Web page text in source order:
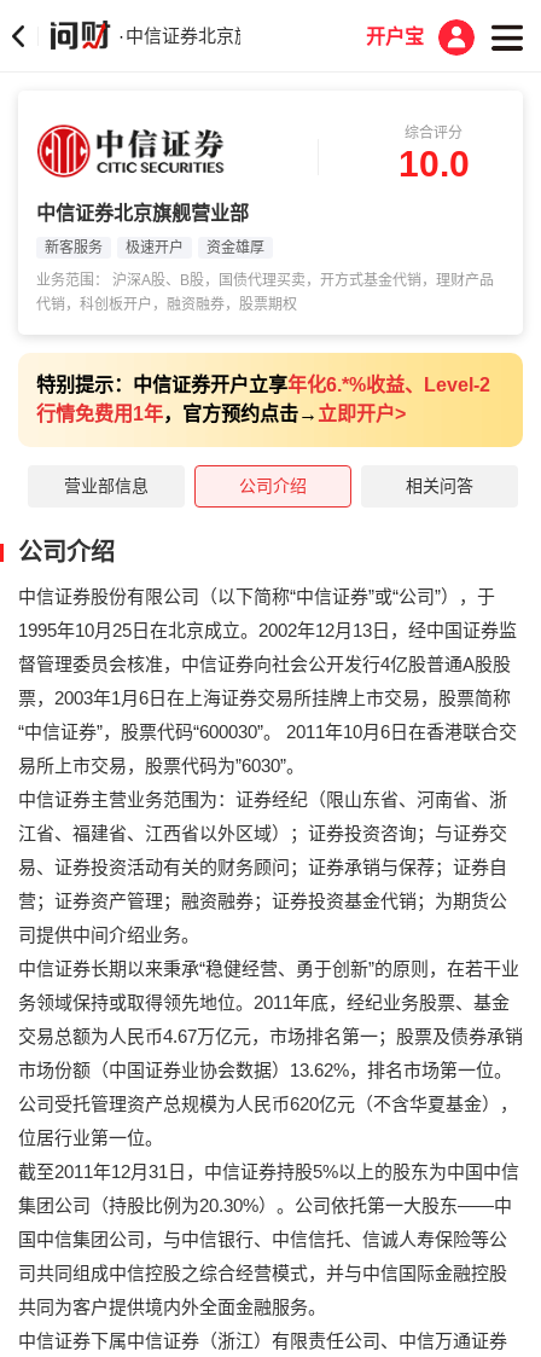
·中信证券北京旗舰营业部 开户宝
综合评分
10.0
中信证券北京旗舰营业部
新客服务 极速开户
资金雄厚
业务范围： 沪深A股、B股，国债代理买卖，开方式基金代销，理财产品
代销，科创板开户，融资融券，股票期权
特别提示：中信证券开户立享年化6.*%收益、Level-2
行情免费用1年，官方预约点击→ 立即开户>
营业部信息 公司介绍 相关问答
公司介绍
中信证券股份有限公司（以下简称“中信证券”或“公司”），于
1995年10月25日在北京成立。2002年12月13日，经中国证券监
督管理委员会核准，中信证券向社会公开发行4亿股普通A股股
票，2003年1月6日在上海证券交易所挂牌上市交易，股票简称
“中信证券”，股票代码“600030”。 2011年10月6日在香港联合交
易所上市交易，股票代码为”6030”。
中信证券主营业务范围为：证券经纪（限山东省、河南省、浙
江省、福建省、江西省以外区域）；证券投资咨询；与证券交
易、证券投资活动有关的财务顾问；证券承销与保荐；证券自
营；证券资产管理；融资融券；证券投资基金代销；为期货公
司提供中间介绍业务。
中信证券长期以来秉承“稳健经营、勇于创新”的原则，在若干业
务领域保持或取得领先地位。2011年底，经纪业务股票、基金
交易总额为人民币4.67万亿元，市场排名第一；股票及债券承销
市场份额（中国证券业协会数据）13.62%，排名市场第一位。
公司受托管理资产总规模为人民币620亿元（不含华夏基金），
位居行业第一位。
截至2011年12月31日，中信证券持股5%以上的股东为中国中信
集团公司（持股比例为20.30%）。公司依托第一大股东——中
国中信集团公司，与中信银行、中信信托、信诚人寿保险等公
司共同组成中信控股之综合经营模式，并与中信国际金融控股
共同为客户提供境内外全面金融服务。
中信证券下属中信证券（浙江）有限责任公司、中信万通证券